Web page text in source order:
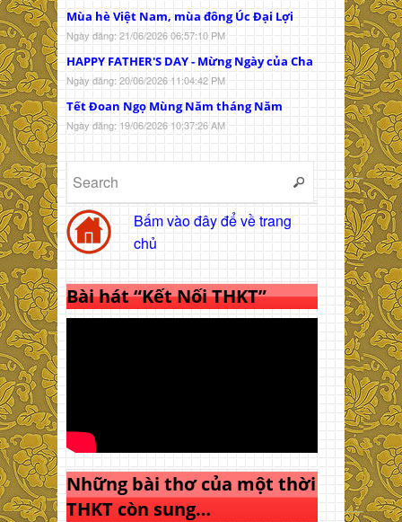
Mùa hè Việt Nam, mùa đông Úc Đại Lợi
Ngày đăng: 21/06/2026 06:57:10 PM
HAPPY FATHER'S DAY - Mừng Ngày của Cha
Ngày đăng: 20/06/2026 11:04:42 PM
Tết Đoan Ngọ Mùng Năm tháng Năm
Ngày đăng: 19/06/2026 10:37:26 AM
Bấm vào đây để về trang
chủ
Bài hát “Kết Nối THKT”
Những bài thơ của một thời
THKT còn sung…